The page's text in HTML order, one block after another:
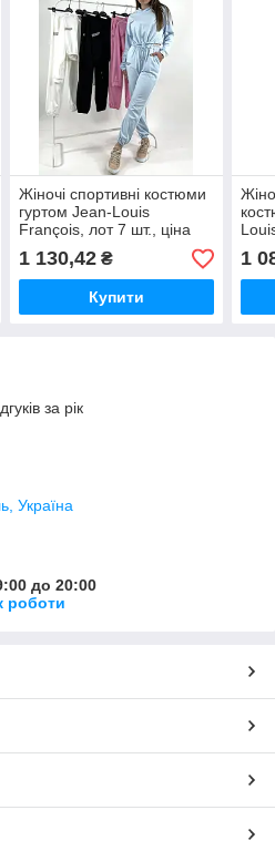
Жіночі спортивні костюми
гуртом Jean-Louis
François, лот 7 шт., ціна
21.95 Є
1 130,42₴
Купити
шт.,
1
за рік
Україна
до 20:00
роботи